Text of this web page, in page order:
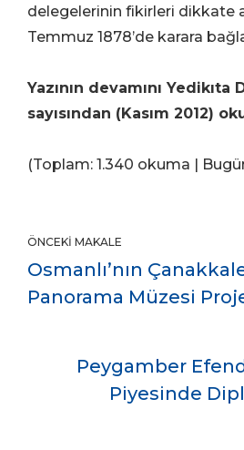
delegelerinin fikirleri dikkate
Temmuz 1878’de karara
Yazının devamını Yedikıta
sayısından (Kasım 2012)
(Toplam: 1.340 okuma |
ÖNCEKI MAKALE
Osmanlı’nın
Panorama Müzesi
Peygamber
Piyesinde